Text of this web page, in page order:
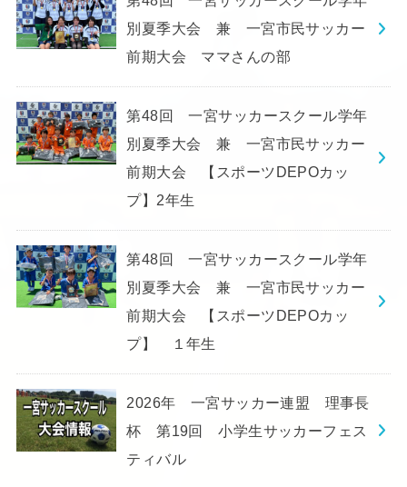
別夏季大会 兼 一宮市民サッカー
前期大会 ママさんの部
第48回 一宮サッカースクール学年
別夏季大会 兼 一宮市民サッカー
前期大会 【スポーツDEPOカッ
プ】2年生
第48回 一宮サッカースクール学年
別夏季大会 兼 一宮市民サッカー
前期大会 【スポーツDEPOカッ
プ】 １年生
2026年 一宮サッカー連盟 理事長
杯 第19回 小学生サッカーフェス
ティバル